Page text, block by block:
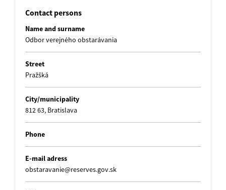
Contact persons
Name and surname
Odbor verejného obstarávania
Street
Pražšká
City/municipality
812 63, Bratislava
Phone
E-mail adress
obstaravanie@reserves.gov.sk